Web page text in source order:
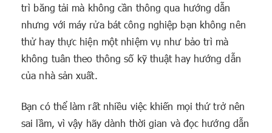
trì băng tải mà không cần thông qua hướng dẫn
nhưng với máy rửa bát công nghiệp bạn không nên
thử hay thực hiện một nhiệm vụ như bảo trì mà
không tuân theo thông số kỹ thuật hay hướng dẫn
của nhà sản xuất.
Bạn có thể làm rất nhiều việc khiến mọi thứ trở nên
sai lầm, vì vậy hãy dành thời gian và đọc hướng dẫn